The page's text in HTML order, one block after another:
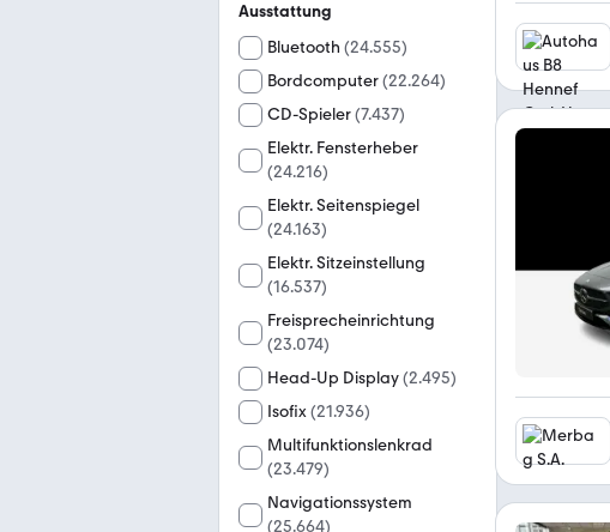
Ausstattung
Bluetooth (24.555)
Bordcomputer(22.264)
CD-Spieler(7.437)
Elektr. Fensterheber
(24.216)
Elektr. Seitenspiegel
(24.163)
Elektr. Sitzeinstellung
(16.537)
Freisprecheinrichtung
(23.074)
Head-Up Display(2.495)
Isofix(21.936)
Multifunktionslenkrad
(23.479)
Navigationssystem
(25.664)